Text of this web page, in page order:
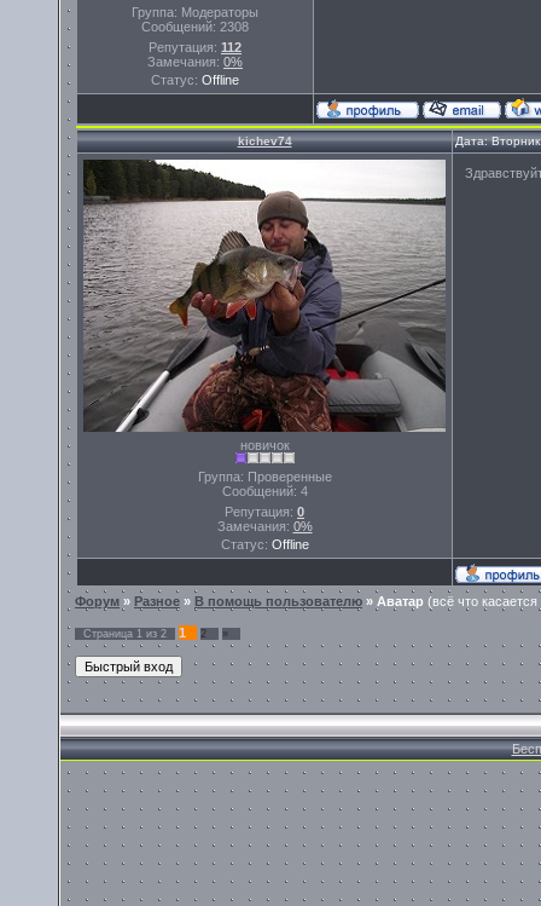
Группа: Модераторы
Сообщений: 2308
Репутация: 112
Замечания: 0%
Статус: Offline
kichev74 Дата:
новичок
Группа: Проверенные
Сообщений: 4
Репутация: 0
Замечания: 0%
Статус: Offline
Форум » Разное » В помощь пользователю » Аватар (всё что
Страница 1 из 2 1 2 »